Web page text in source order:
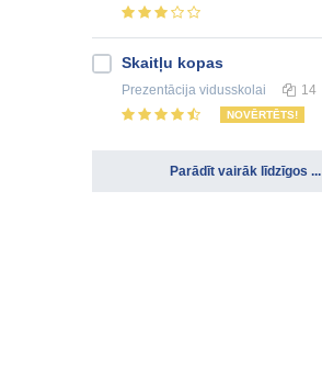
Skaitļu kopas
Prezentācija vidusskolai 14
NOVĒRTĒTS!
Parādīt vairāk līdzīgos ...